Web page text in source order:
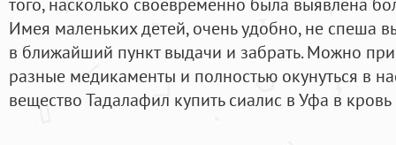
Имея маленьких детей, очень удобно, не спеша
в ближайший пункт выдачи и забрать. Можно
разные медикаменты и полностью окунуться в
вещество Тадалафил купить сиалис в Уфа в